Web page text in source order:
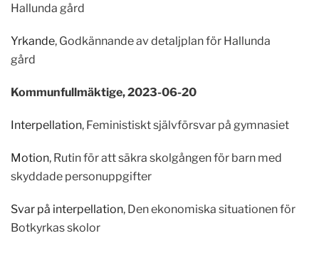
Hallunda gård
Yrkande, Godkännande av detaljplan för Hallunda
gård
Kommunfullmäktige, 2023-06-20
Interpellation, Feministiskt självförsvar på gymnasiet
Motion, Rutin för att säkra skolgången för barn med
skyddade personuppgifter
Svar på interpellation, Den ekonomiska situationen för
Botkyrkas skolor